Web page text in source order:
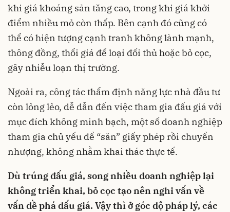
khi giá khoáng sản tăng cao, trong khi giá khởi
điểm nhiều mỏ còn thấp. Bên cạnh đó cũng có
thể có hiện tượng cạnh tranh không lành mạnh,
thông đồng, thổi giá để loại đối thủ hoặc bỏ cọc,
gây nhiễu loạn thị trường.
Ngoài ra, công tác thẩm định năng lực nhà đầu tư
còn lỏng lẻo, dễ dẫn đến việc tham gia đấu giá với
mục đích không minh bạch, một số doanh nghiệp
tham gia chủ yếu để “săn” giấy phép rồi chuyển
nhượng, không nhằm khai thác thực tế.
Dù trúng đấu giá, song nhiều doanh nghiệp lại
không triển khai, bỏ cọc tạo nên nghi vấn về
vấn đề phá đấu giá. Vậy thì ở góc độ pháp lý, các